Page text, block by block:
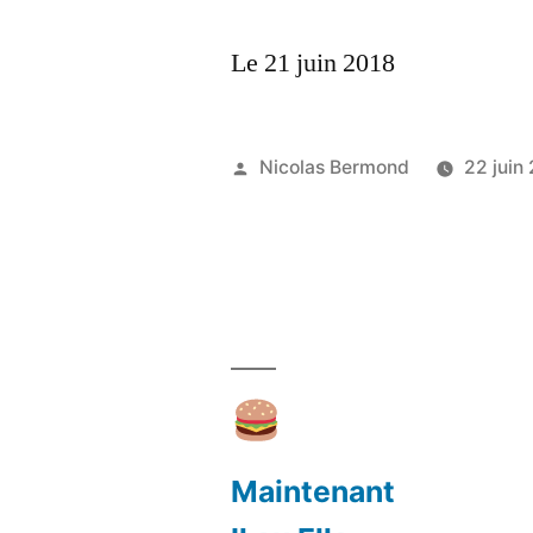
Le 21 juin 2018
Publié
Nicolas Bermond 22 juin
Maintenant